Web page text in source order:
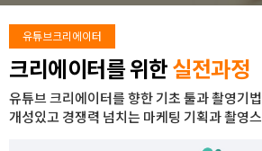
게임과정
자격증과정
유튜브크리에이터
크리에이터를 위한실전과정
유튜브 크리에이터를 향한 기초 툴과 촬영기
개성있고 경쟁력 넘치는 마케팅 기획과 촬영